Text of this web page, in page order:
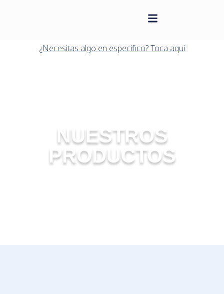
¿Necesitas algo en específico? Toca aquí
NUESTROS
PRODUCTOS